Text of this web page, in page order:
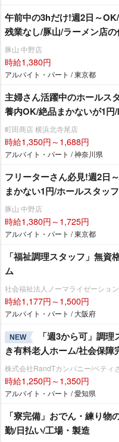
午前中の3hだけ!週2日～
残業なし/豚山/ラーメン店
豚山 中野店
時給1,380円
アルバイト・パート / 東京都
主婦さん活躍中のホールス
養内OK/絶品まかないが1
町田商店 横浜北寺尾店
時給1,350円～1,688円
アルバイト・パート / 神奈川県
フリーターさん必見!週2日
まかない1円/ホールスタッ
豚山 中野店
時給1,380円～1,725円
アルバイト・パート / 東京都
「福祉調理スタッフ」無
ム
社会福祉法人ノーマライゼーショ
時給1,177円～1,500円
アルバイト・パート / 大阪府
NEW
「週3から可」調
き有料老人ホーム/社会保障
株式会社RandTカンパニー/ベティ
時給1,250円～1,350円
アルバイト・パート / 愛知県
「寮完備」おでん・練り物
勤/日払い/工場・製造